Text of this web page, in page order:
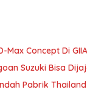
Max Concept Di
Suzuki Bisa
Pabrik